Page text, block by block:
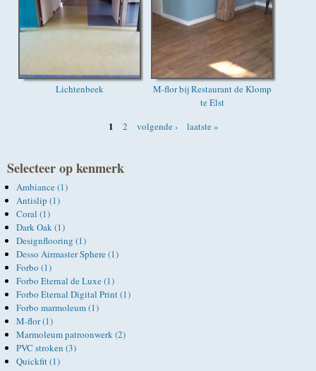
Lichtenbeek
M-flor bij Restaurant de Klomp
te Elst
1 2 volgende › laatste »
Selecteer op kenmerk
Ambiance (1)
Antislip (1)
Coral (1)
Dark Oak (1)
Designflooring (1)
Desso Airmaster Sphere (1)
Forbo (1)
Forbo Eternal de Luxe (1)
Forbo Eternal Digital Print (1)
Forbo marmoleum (1)
M-flor (1)
Marmoleum patroonwerk (2)
PVC stroken (3)
Quickfit (1)